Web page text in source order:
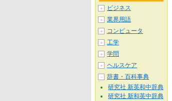
＋ ビジネス
＋ 業界用語
＋ コンピュータ
＋ 工学
＋ 学問
＋ ヘルスケア
－
辞書・百科事典
研究社 新英和中辞典
研究社 新和英中辞典